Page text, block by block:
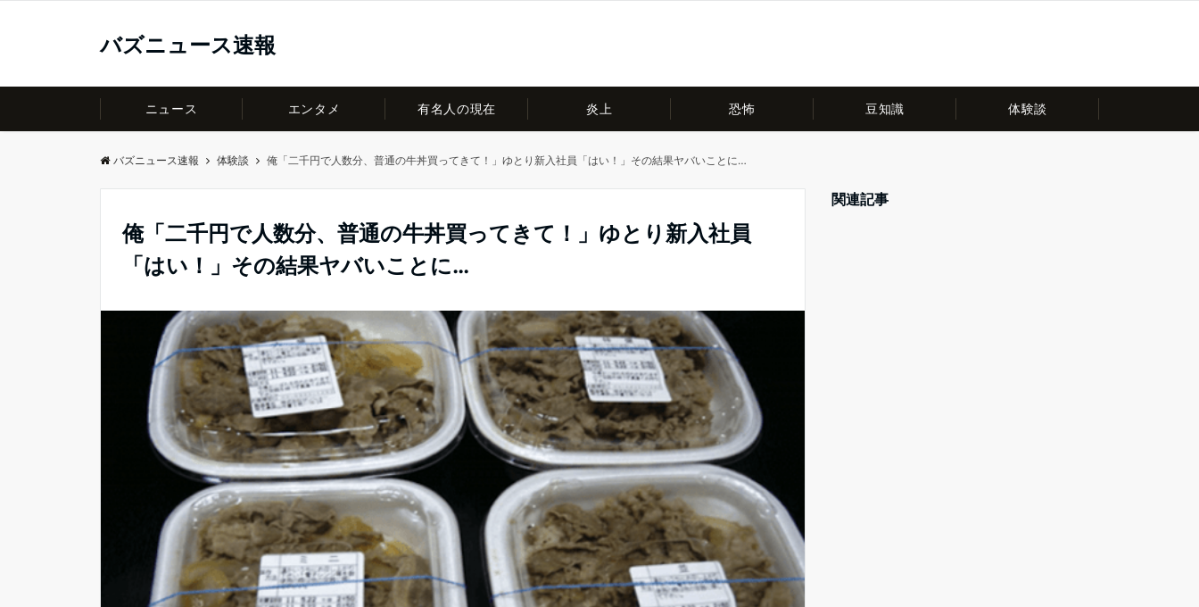
バズニュース速報
ニュース エンタメ 有名人の現在 炎上 恐怖 豆知識 体験談
バズニュース速報 体験談 俺「二千円で人数分、普通の牛丼買ってきて！」ゆとり新入社員「はい！」その結果ヤバいことに…
俺「二千円で人数分、普通の牛丼買ってきて！」ゆとり新入社員
「はい！」その結果ヤバいことに…
関連記事